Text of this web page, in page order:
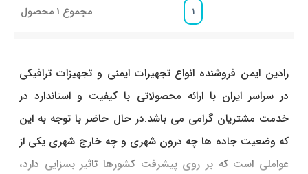
1 مجموع 1 محصول
رادین ایمن فروشنده انواع تجهیرات ایمنی و تجهیزات ترافیکی
در سراسر ایران با ارائه محصولاتی با کیفیت و استاندارد در
خدمت مشتریان گرامی می باشد.در حال حاضر با توجه به این
که وضعیت جاده ها چه درون شهری و چه خارج شهری یکی از
عواملی است که بر روی پیشرفت کشورها تاثیر بسزایی دارد،